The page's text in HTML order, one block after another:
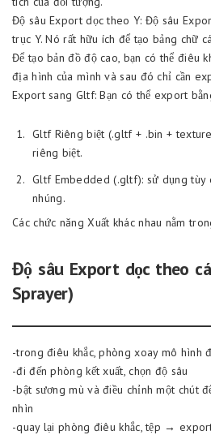
Độ sâu Export dọc theo Y: Độ sâu
trục Y. Nó rất hữu ích để tạo bảng chữ
Để tạo bản đồ độ cao, bạn có thể điêu
địa hình của mình và sau đó chỉ cần
Export sang Gltf: Bạn có thể export
Gltf Riêng biệt (.gltf + .bin +
riêng biệt.
Gltf Embedded (.gltf): sử dụng tùy
nhúng.
Các chức năng Xuất khác nhau nằm
Độ sâu Export dọc theo
Sprayer)
-trong điêu khắc, phòng xoay mô hình
-đi đến phòng kết xuất, chọn độ sâu
-bật sương mù và điều chỉnh một chút
nhìn
-quay lại phòng điêu khắc, tệp →